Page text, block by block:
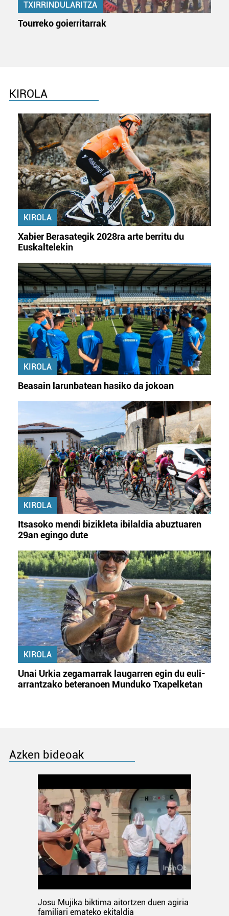
TXIRRINDULARITZA
Tourreko goierritarrak
KIROLA
KIROLA
Xabier Berasategik 2028ra arte berritu du
Euskaltelekin
KIROLA
Beasain larunbatean hasiko da jokoan
KIROLA
Itsasoko mendi bizikleta ibilaldia abuztuaren
29an egingo dute
KIROLA
Unai Urkia zegamarrak laugarren egin du euli-
arrantzako beteranoen Munduko Txapelketan
Azken bideoak
Josu Mujika biktima aitortzen duen agiria
familiari emateko ekitaldia